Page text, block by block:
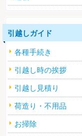
引越しガイド
各種手続き
引越し時の挨拶
引越し見積り
荷造り・不用品
お掃除